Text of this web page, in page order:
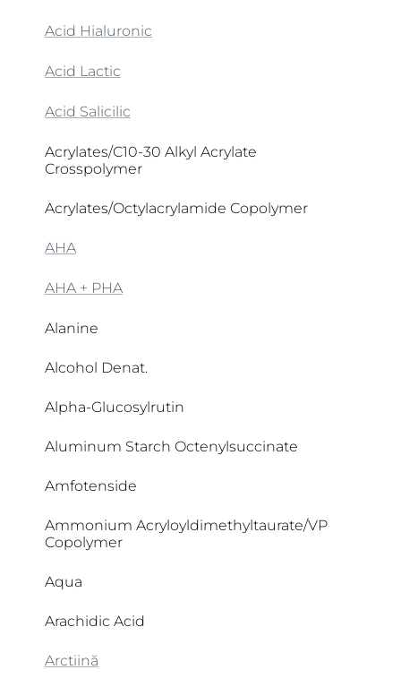
Acid Hialuronic
Acid Lactic
Acid Salicilic
Acrylates/C10-30 Alkyl Acrylate
Crosspolymer
Acrylates/Octylacrylamide Copolymer
AHA
AHA + PHA
Alanine
Alcohol Denat.
Alpha-Glucosylrutin
Aluminum Starch Octenylsuccinate
Amfotenside
Ammonium Acryloyldimethyltaurate/VP
Copolymer
Aqua
Arachidic Acid
Arctiină